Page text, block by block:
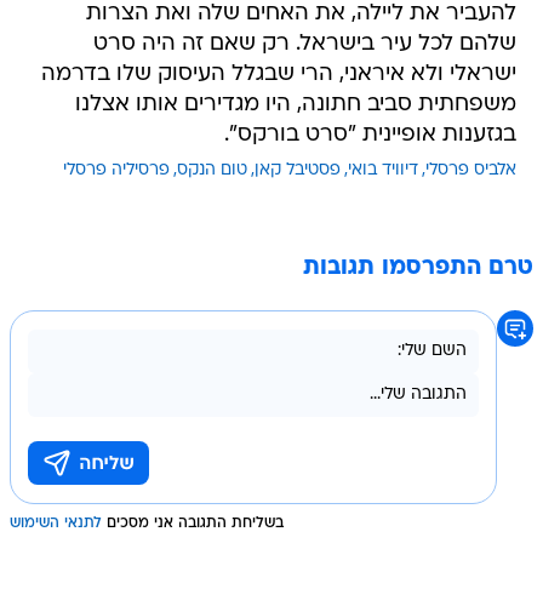
להעביר את ליילה, את האחים שלה ואת הצרות
שלהם לכל עיר בישראל. רק שאם זה היה סרט
ישראלי ולא איראני, הרי שבגלל העיסוק שלו בדרמה
משפחתית סביב חתונה, היו מגדירים אותו אצלנו
בגזענות אופיינית "סרט בורקס".
אלביס פרסלי דיוויד בואי פסטיבל קאן טום הנקס פרסיליה פרסלי
טרם התפרסמו תגובות
בשליחת התגובה אני מסכים לתנאי השימוש